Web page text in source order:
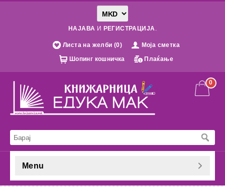
НАЈАВА И РЕГИСТРАЦИЈА.
Листа на желби (0)
Моја сметка
Шопинг кошничка
Плаќање
0
Menu